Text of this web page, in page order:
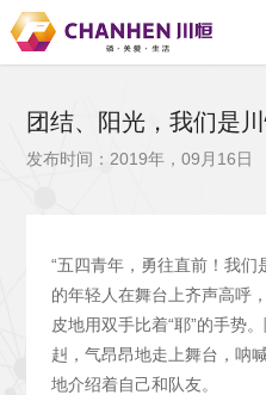
团结、阳光，我们是
发布时间：2019年，09月16日
“五四青年，勇往直前！我们
的年轻人在舞台上齐声高呼
皮地用双手比着“耶”的手势
赳，气昂昂地走上舞台，呐
地介绍着自己和队友。